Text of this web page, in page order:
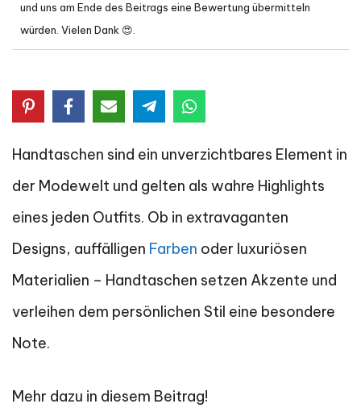
und uns am Ende des Beitrags eine Bewertung übermitteln
würden. Vielen Dank 😍.
Handtaschen sind ein unverzichtbares Element in
der Modewelt und gelten als wahre Highlights
eines jeden Outfits. Ob in extravaganten
Designs, auffälligen Farben oder luxuriösen
Materialien – Handtaschen setzen Akzente und
verleihen dem persönlichen Stil eine besondere
Note.
Mehr dazu in diesem Beitrag!